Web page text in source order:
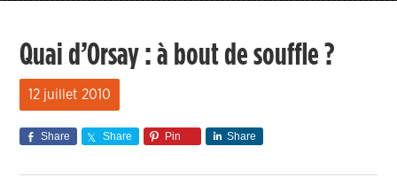
Quai d’Orsay : à bout de souffle ?
12 juillet 2010
Share Share Pin Share